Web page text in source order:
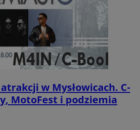
w Mysłowicach. C-
MotoFest i podziemia